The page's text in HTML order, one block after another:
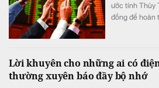
ước tính Thủy
đồng để hoàn
Lời khuyên cho những ai có
thường xuyên báo đầy bộ nhớ